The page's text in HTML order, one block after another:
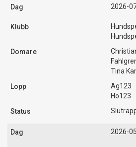
2026-
Tina
Ag123
Ho123
2026-